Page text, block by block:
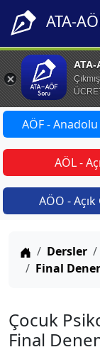
ATA-
ATA-
AÖF -
AÖL -
AÖO -
Anasayfa
Dersler
Final
Çocuk
Final